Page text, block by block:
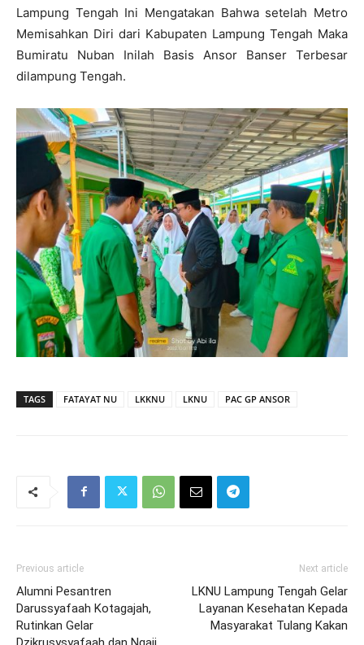
Lampung Tengah Ini Mengatakan Bahwa setelah Metro
Memisahkan Diri dari Kabupaten Lampung Tengah Maka
Bumiratu Nuban Inilah Basis Ansor Banser Terbesar
dilampung Tengah.
TAGS FATAYAT NU LKKNU LKNU PAC GP ANSOR
Previous article
Alumni Pesantren
Darussyafaah Kotagajah,
Rutinkan Gelar
Next article
LKNU Lampung Tengah Gelar
Layanan Kesehatan Kepada
Masyarakat Tulang Kakan